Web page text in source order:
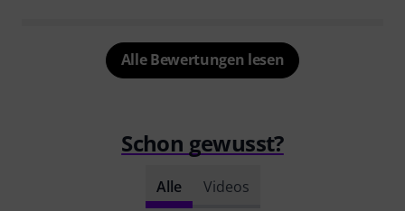
Alle Bewertungen lesen
Schon gewusst?
Alle Videos